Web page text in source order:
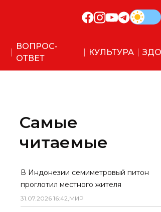
ВОПРОС-
ОТВЕТ
КУЛЬТУРА
Самые
читаемые
В Индонезии семиметровый питон
проглотил местного жителя
31.07.2026 16:42,МИР